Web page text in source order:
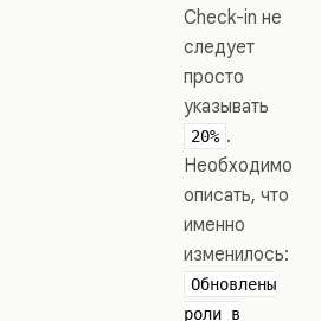
Check-in не
следует
просто
указывать
20% .
Необходимо
описать, что
именно
изменилось:
Обновлены
роли в